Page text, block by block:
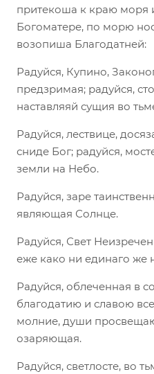
притекоша к краю моря
Богоматере, по морю
возопиша Благодатней:
Радуйся, Купино,
предзримая; радуйся,
наставляяй сущия во
Радуйся, лествице,
сниде Бог; радуйся,
земли на Небо.
Радуйся, заре
являющая Солнце.
Радуйся, Свет
еже како ни единаго же
Радуйся, облеченная в
благодатию и славою
молние, души
озаряющая.
Радуйся, светлосте, во